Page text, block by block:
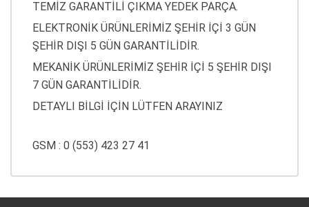
TEMİZ GARANTİLİ ÇIKMA YEDEK PARÇA.
ELEKTRONİK ÜRÜNLERİMİZ ŞEHİR İÇİ 3 GÜN
ŞEHİR DIŞI 5 GÜN GARANTİLİDİR.
MEKANİK ÜRÜNLERİMİZ ŞEHİR İÇİ 5 ŞEHİR DIŞI
7 GÜN GARANTİLİDİR.
DETAYLI BİLGİ İÇİN LÜTFEN ARAYINIZ
GSM : 0 (553) 423 27 41